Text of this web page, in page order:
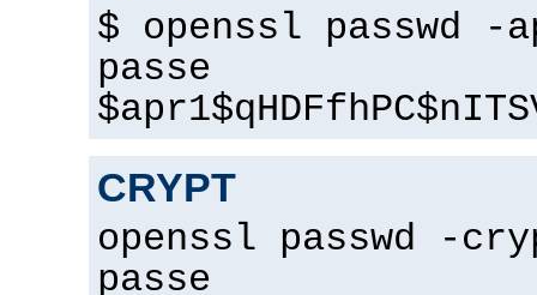
$ openssl passwd -
passe
CRYPT
openssl passwd -
passe